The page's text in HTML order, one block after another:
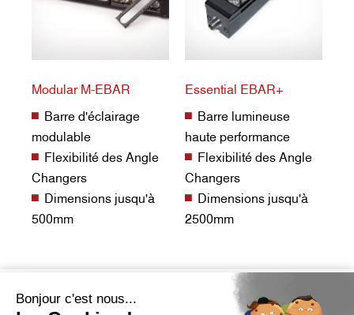
Modular M-EBAR
Barre d'éclairage
modulable
Flexibilité des Angle
Changers
Dimensions jusqu'à
500mm
Essential EBAR+
Barre lumineuse
haute performance
Flexibilité des Angle
Changers
Dimensions jusqu'à
2500mm